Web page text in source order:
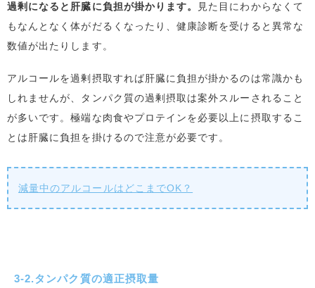
過剰になると肝臓に負担が掛かります。
見た目にわからなくて
もなんとなく体がだるくなったり、健康診断を受けると異常な
数値が出たりします。
アルコールを過剰摂取すれば肝臓に負担が掛かるのは常識かも
しれませんが、タンパク質の過剰摂取は案外スルーされること
が多いです。極端な肉食やプロテインを必要以上に摂取するこ
とは肝臓に負担を掛けるので注意が必要です。
減量中のアルコールはどこまでOK？
3-2.タンパク質の適正摂取量